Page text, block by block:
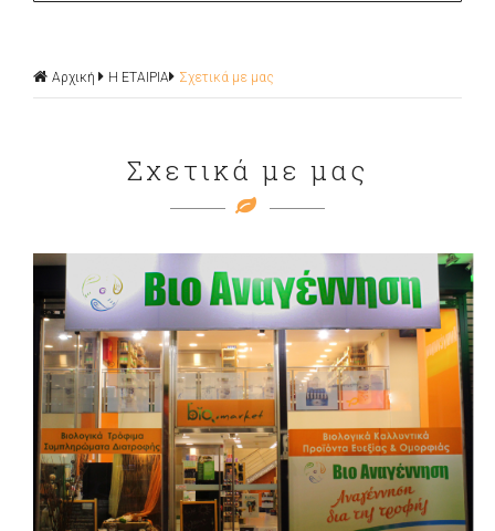
Αρχική Η ΕΤΑΙΡΙΑ Σχετικά με μας
Σχετικά με μας